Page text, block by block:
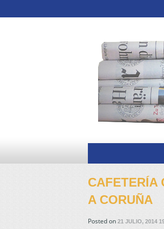
CAFETERÍA
A CORUÑA
Posted on 21 JULIO, 2014